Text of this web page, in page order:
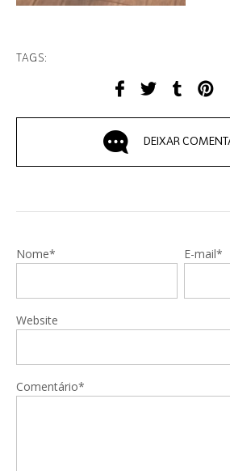
TAGS:
DEIXAR
Nome* E-mail*
Website
Comentário*